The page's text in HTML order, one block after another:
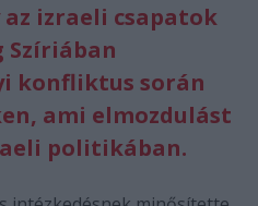
izraeli csapatok
konfliktus során
ami elmozdulást
politikában.